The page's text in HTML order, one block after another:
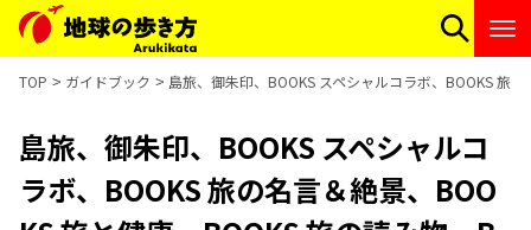
TOP ガイドブック 島旅、御朱印、BOOKS スペシャルコラボ、BOOKS 旅
島旅、御朱印、BOOKS スペシャルコ
ラボ、BOOKS 旅の名言＆絶景、BOO